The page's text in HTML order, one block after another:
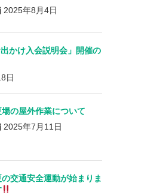
2025年8月4日
かけ入会説明会」開催の
日
場の屋外作業について
2025年7月11日
の交通安全運動が始まりま